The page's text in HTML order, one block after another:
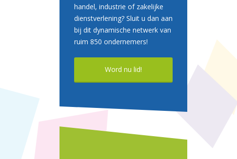
handel, industrie of zakelijke
dienstverlening? Sluit u dan aan
bij dit dynamische netwerk van
ruim 850 ondernemers!
Word nu lid!